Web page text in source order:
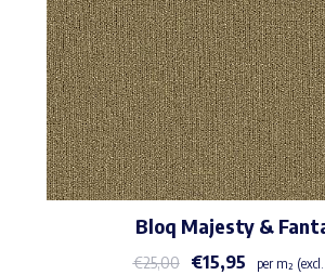
Bloq Majesty &
€25,00 €15,95 per m²